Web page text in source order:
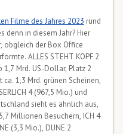
Filme des Jahres 2023 rund
in diesem Jahr? Hier
obgleich der Box Office
ALLES STEHT KOPF 2
Mrd. US-Dollar, Platz 2
ca. 1,3 Mrd. grünen Scheinen,
4 (967,5 Mio.) und
sieht es ähnlich aus,
Millionen Besuchern, ICH 4
(3,3 Mio.), DUNE 2